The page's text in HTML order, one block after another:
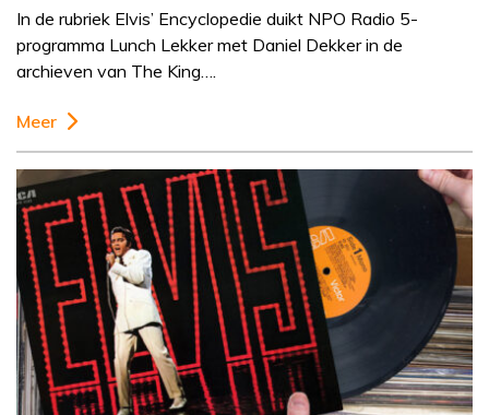
In de rubriek Elvis’ Encyclopedie duikt NPO Radio 5-
programma Lunch Lekker met Daniel Dekker in de
archieven van The King….
Meer